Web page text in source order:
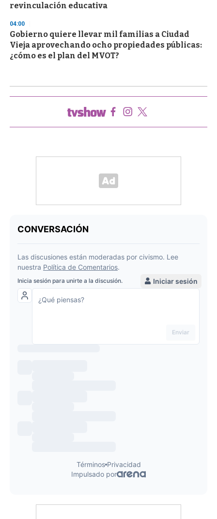
revinculación educativa
04:00
Gobierno quiere llevar mil familias a Ciudad
Vieja aprovechando ocho propiedades públicas:
¿cómo es el plan del MVOT?